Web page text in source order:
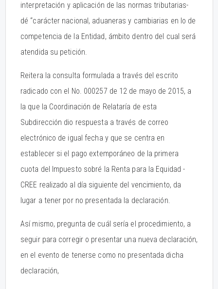
interpretación y aplicación de las normas tributarias-
dé “carácter nacional, aduaneras y cambiarias en lo de
competencia de la Entidad, ámbito dentro del cual será
atendida su petición.
Reitera la consulta formulada a través del escrito
radicado con el No. 000257 de 12 de mayo de 2015, a
la que la Coordinación de Relataría de esta
Subdirección dio respuesta a través de correo
electrónico de igual fecha y que se centra en
establecer si el pago extemporáneo de la primera
cuota del Impuesto sobré la Renta para la Equidad -
CREE realizado al día siguiente del vencimiento, da
lugar a tener por no presentada la declaración.
Así mismo, pregunta de cuál sería el procedimiento, a
seguir para corregir o presentar una nueva declaración,
en el evento de tenerse como no presentada dicha
declaración,